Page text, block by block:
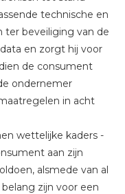
technische en
ter beveiliging van de
en zorgt hij voor
de consument
ondernemer
in acht
wettelijke kaders -
aan zijn
alsmede van al
zijn voor een